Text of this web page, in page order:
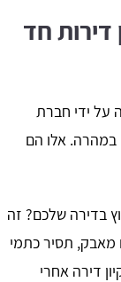
דירות חד
על ידי חברת
במהרה. אלו הם
בדירה שלכם? זה
מאבק, תסיר כתמי
דירה אחרי